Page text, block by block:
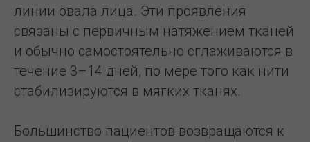
линии овала лица. Эти проявления
связаны с первичным натяжением тканей
и обычно самостоятельно сглаживаются в
течение 3–14 дней, по мере того как нити
стабилизируются в мягких тканях.
Большинство пациентов возвращаются к